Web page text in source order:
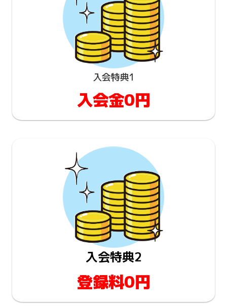
入会特典1
入会金0円
入会特典2
登録料0円